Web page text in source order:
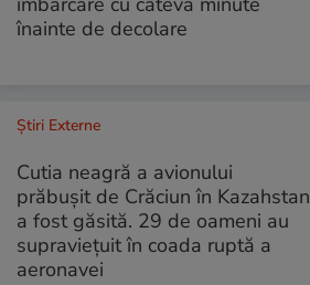
înainte de decolare
Știri Externe
Cutia neagră a avionului
prăbușit de Crăciun în Kazahstan
a fost găsită. 29 de oameni au
supraviețuit în coada ruptă a
aeronavei